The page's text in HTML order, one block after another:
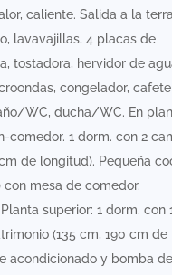
caliente. Salida a la
lavavajillas, 4 placas de
tostadora, hervidor de
congelador,
WC, ducha/WC. En
comedor. 1 dorm. con 2
de longitud). Pequeña
con mesa de comedor.
superior: 1 dorm. con
(135 cm, 190 cm de
acondicionado y bomba de